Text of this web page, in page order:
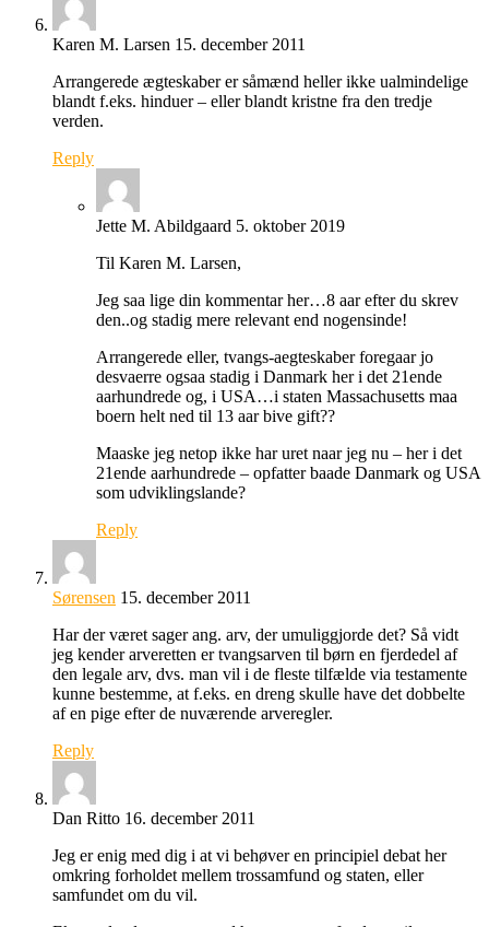
Karen M. Larsen 15. december 2011
Arrangerede ægteskaber er såmænd heller ikke ualmindelige
blandt f.eks. hinduer – eller blandt kristne fra den tredje
verden.
Reply
Jette M. Abildgaard 5. oktober 2019
Til Karen M. Larsen,
Jeg saa lige din kommentar her…8 aar efter du skrev
den..og stadig mere relevant end nogensinde!
Arrangerede eller, tvangs-aegteskaber foregaar jo
desvaerre ogsaa stadig i Danmark her i det 21ende
aarhundrede og, i USA…i staten Massachusetts maa
boern helt ned til 13 aar bive gift??
Maaske jeg netop ikke har uret naar jeg nu – her i det
21ende aarhundrede – opfatter baade Danmark og USA
som udviklingslande?
Reply
Sørensen 15. december 2011
Har der været sager ang. arv, der umuliggjorde det? Så vidt
jeg kender arveretten er tvangsarven til børn en fjerdedel af
den legale arv, dvs. man vil i de fleste tilfælde via testamente
kunne bestemme, at f.eks. en dreng skulle have det dobbelte
af en pige efter de nuværende arveregler.
Reply
Dan Ritto 16. december 2011
Jeg er enig med dig i at vi behøver en principiel debat her
omkring forholdet mellem trossamfund og staten, eller
samfundet om du vil.